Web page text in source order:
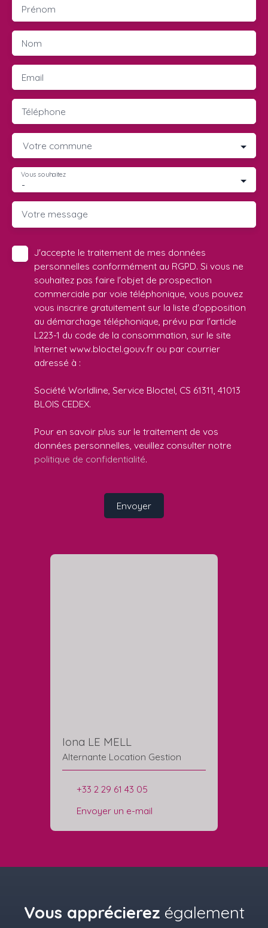
Prénom
Nom
Email
Téléphone
Votre commune
-
Vous souhaitez
Votre message
J'accepte le traitement de mes données
personnelles conformément au RGPD. Si vous ne
souhaitez pas faire l'objet de prospection
commerciale par voie téléphonique, vous pouvez
vous inscrire gratuitement sur la liste d'opposition
au démarchage téléphonique, prévu par l'article
L223-1 du code de la consommation, sur le site
Internet www.bloctel.gouv.fr ou par courrier
adressé à :
Société Worldline, Service Bloctel, CS 61311, 41013
BLOIS CEDEX.
Pour en savoir plus sur le traitement de vos
données personnelles, veuillez consulter notre
politique de confidentialité.
Envoyer
Iona LE MELL
Alternante Location Gestion
+33 2 29 61 43 05
Envoyer un e-mail
Vous apprécierez également